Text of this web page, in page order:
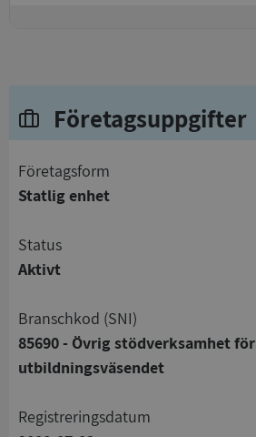
Företagsuppgifter
företagsform
Statlig enhet
status
Aktivt
branschkod (SNI)
85690 - Övrig stödverksamhet för
utbildningsväsendet
registreringsdatum